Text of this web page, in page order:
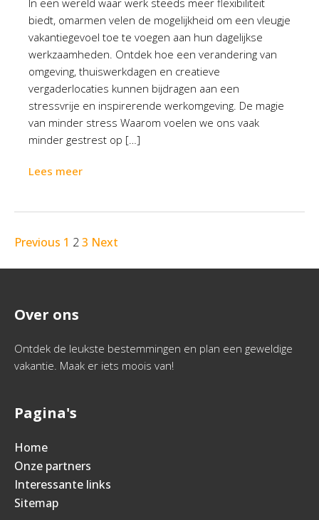
In een wereld waar werk steeds meer flexibiliteit
biedt, omarmen velen de mogelijkheid om een vleugje
vakantiegevoel toe te voegen aan hun dagelijkse
werkzaamheden. Ontdek hoe een verandering van
omgeving, thuiswerkdagen en creatieve
vergaderlocaties kunnen bijdragen aan een
stressvrije en inspirerende werkomgeving. De magie
van minder stress Waarom voelen we ons vaak
minder gestrest op […]
Lees meer
Previous 1 23 Next
Over ons
Ontdek de leukste bestemmingen en plan een geweldige
vakantie. Maak er iets moois van!
Pagina's
Home
Onze partners
Interessante links
Sitemap